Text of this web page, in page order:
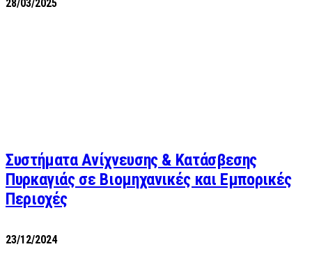
28/03/2025
Συστήματα Ανίχνευσης & Κατάσβεσης
Πυρκαγιάς σε Βιομηχανικές και Εμπορικές
Περιοχές
23/12/2024